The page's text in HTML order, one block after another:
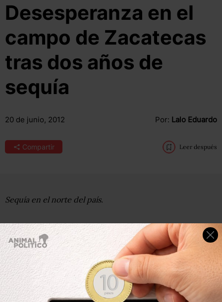
Desesperanza en el
campo de Zacatecas
tras dos años de
sequía
20 de junio, 2012 Por: Lalo Eduardo
Compartir Leer después
Sequía en el norte del país.
La Jornada
publica que hay desesperación y
desesperanza en el campo del semidesierto zacatecano
luego de dos años de sequía, que han significado la
muerte de al menos 80 mil cabezas de ganado, pérdida
de cosechas y aumento de la migración, dejando pueblos
fantasmas habitados sólo por ancianos y algunos niños.